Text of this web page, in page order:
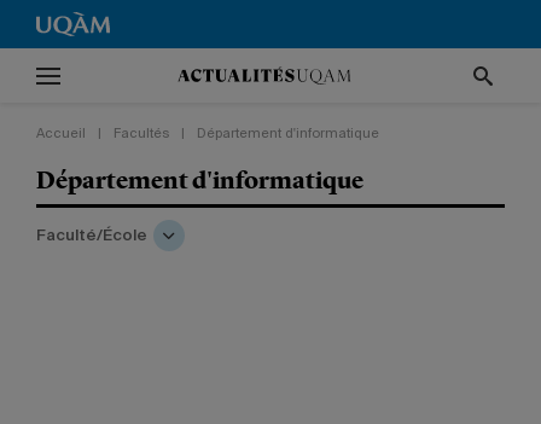
Accueil Facultés Département d'informatique
Département d'informatique
Faculté/École